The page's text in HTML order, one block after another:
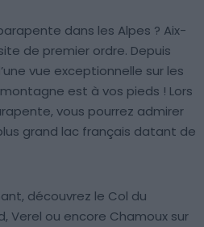
dans les Alpes ? Aix-
de premier ordre. Depuis
vue exceptionnelle sur les
est à vos pieds ! Lors
vous pourrez admirer
grand lac français datant de
découvrez le Col du
Verel ou encore Chamoux sur